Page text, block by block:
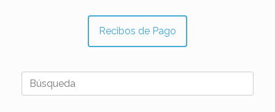
Recibos de Pago
Buscar: